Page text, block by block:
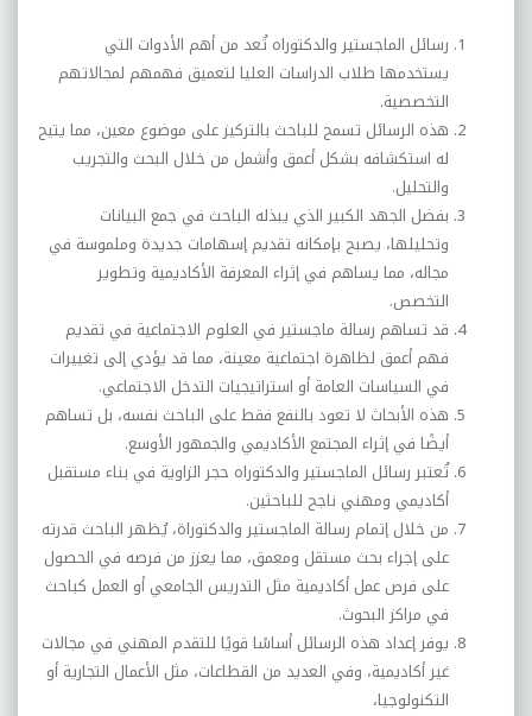
رسائل الماجستير والدكتوراه تُعد من أهم الأدوات التي
يستخدمها طلاب الدراسات العليا لتعميق فهمهم لمجالاتهم
التخصصية.
هذه الرسائل تسمح للباحث بالتركيز على موضوع معين، مما يتيح
له استكشافه بشكل أعمق وأشمل من خلال البحث والتجريب
والتحليل.
بفضل الجهد الكبير الذي يبذله الباحث في جمع البيانات
وتحليلها، يصبح بإمكانه تقديم إسهامات جديدة وملموسة في
مجاله، مما يساهم في إثراء المعرفة الأكاديمية وتطوير
التخصص.
قد تساهم رسالة ماجستير في العلوم الاجتماعية في تقديم
فهم أعمق لظاهرة اجتماعية معينة، مما قد يؤدي إلى تغييرات
في السياسات العامة أو استراتيجيات التدخل الاجتماعي.
هذه الأبحاث لا تعود بالنفع فقط على الباحث نفسه، بل تساهم
أيضًا في إثراء المجتمع الأكاديمي والجمهور الأوسع.
تُعتبر رسائل الماجستير والدكتوراه حجر الزاوية في بناء مستقبل
أكاديمي ومهني ناجح للباحثين.
من خلال إتمام رسالة الماجستير والدكتوراة، يُظهر الباحث قدرته
على إجراء بحث مستقل ومعمق، مما يعزز من فرصه في الحصول
على فرص عمل أكاديمية مثل التدريس الجامعي أو العمل كباحث
في مراكز البحوث.
يوفر إعداد هذه الرسائل أساسًا قويًا للتقدم المهني في مجالات
غير أكاديمية، وفي العديد من القطاعات، مثل الأعمال التجارية أو
التكنولوجيا،